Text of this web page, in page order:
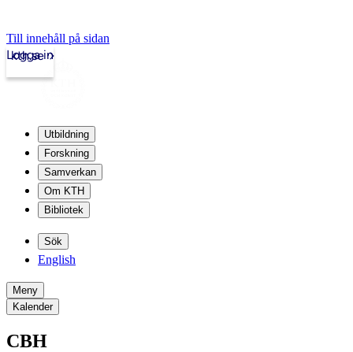
Till innehåll på sidan
kth.se
Logga in
Utbildning
Forskning
Samverkan
Om KTH
Bibliotek
Sök
English
Meny
Kalender
CBH